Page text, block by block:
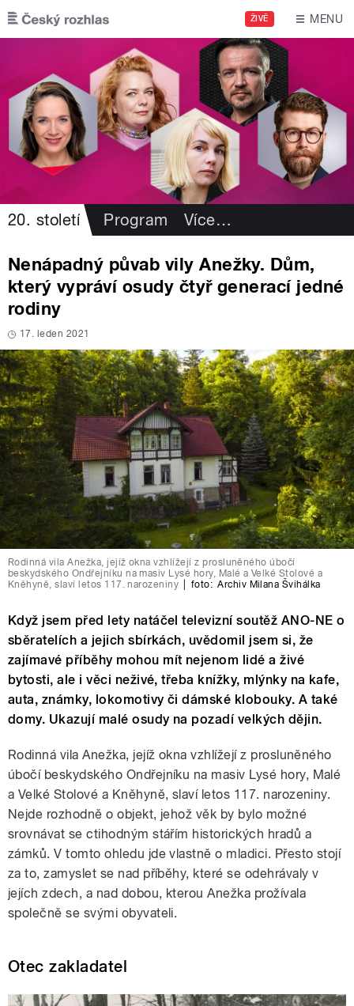
Přejít k hlavnímu obsahu
ŽIVĚ MENU
20. století Program Více…
Nenápadný půvab vily Anežky. Dům,
který vypráví osudy čtyř generací jedné
rodiny
17. leden 2021
Rodinná vila Anežka, jejíž okna vzhlížejí z prosluněného úbočí
beskydského Ondřejníku na masiv Lysé hory, Malé a Velké Stolové a
Kněhyně, slaví letos 117. narozeniny
foto: Archiv Milana Švihálka
Když jsem před lety natáčel televizní soutěž ANO-NE o
sběratelích a jejich sbírkách, uvědomil jsem si, že
zajímavé příběhy mohou mít nejenom lidé a živé
bytosti, ale i věci neživé, třeba knížky, mlýnky na kafe,
auta, známky, lokomotivy či dámské klobouky. A také
domy. Ukazují malé osudy na pozadí velkých dějin.
Rodinná vila Anežka, jejíž okna vzhlížejí z prosluněného
úbočí beskydského Ondřejníku na masiv Lysé hory, Malé
a Velké Stolové a Kněhyně, slaví letos 117. narozeniny.
Nejde rozhodně o objekt, jehož věk by bylo možné
srovnávat se ctihodným stářím historických hradů a
zámků. V tomto ohledu jde vlastně o mladici. Přesto stojí
za to, zamyslet se nad příběhy, které se odehrávaly v
jejích zdech, a nad dobou, kterou Anežka prožívala
společně se svými obyvateli.
Otec zakladatel